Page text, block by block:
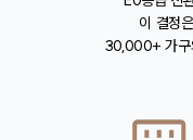
이 결정
30,000+ 가구